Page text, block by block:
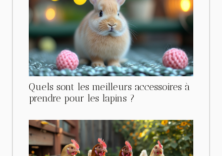
Quels sont les meilleurs accessoires à
prendre pour les lapins ?